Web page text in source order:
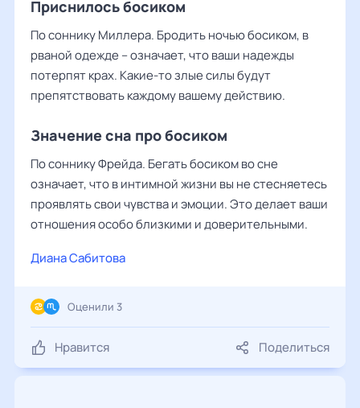
Приснилось босиком
По соннику Миллера. Бродить ночью босиком, в
рваной одежде – означает, что ваши надежды
потерпят крах. Какие-то злые силы будут
препятствовать каждому вашему действию.
Значение сна про босиком
По соннику Фрейда. Бегать босиком во сне
означает, что в интимной жизни вы не стесняетесь
проявлять свои чувства и эмоции. Это делает ваши
отношения особо близкими и доверительными.
Диана Сабитова
Нравится Поделиться
Оценили 3